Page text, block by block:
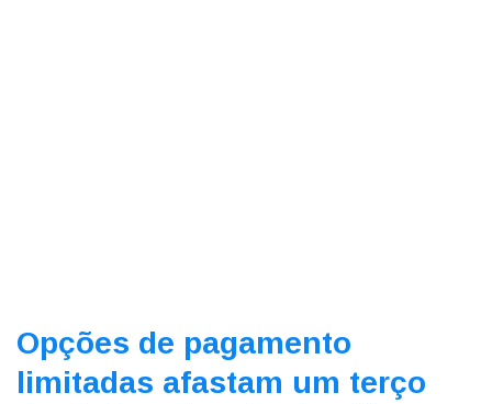
Opções de pagamento
limitadas afastam um terço